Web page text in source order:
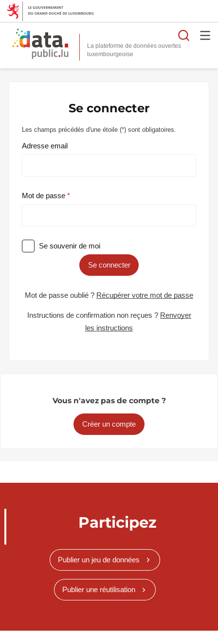
La plateforme de données ouvertes
Se connecter
Les champs précédés d'une étoile (*) sont obligatoires.
Adresse email
Mot de passe
Se souvenir de moi
Se connecter
Mot de passe oublié ? Récupérer votre mot de passe
Instructions de confirmation non reçues ? Renvoyer
les instructions
Vous n'avez pas de compte ?
Créer un compte
Participez
Publier un jeu de données
Publier une réutilisation